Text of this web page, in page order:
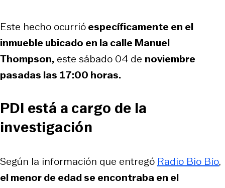
Este hecho ocurrióespecíficamente en el
inmueble ubicado en la calle Manuel
Thompson, este sábado 04 de noviembre
pasadas las 17:00 horas.
PDI está a cargo de la
investigación
Según la información que entregó Radio Bio Bío,
el menor de edad se encontraba en el